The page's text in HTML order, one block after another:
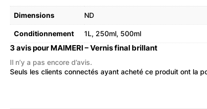
Dimensions ND
Conditionnement 1L, 250ml, 500ml
3 avis pour MAIMERI – Vernis final brillant
Il n’y a pas encore d’avis.
Seuls les clients connectés ayant acheté ce produit ont la